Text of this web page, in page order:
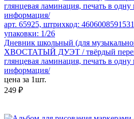
арт. 65925, штрихкод:
упаковки: 1/26
Дневник школьный (для
ХВОСТАТЫЙ ДУЭТ / твёрдый
глянцевая ламинация, печать в одну
информация/
цена за 1шт.
249 ₽